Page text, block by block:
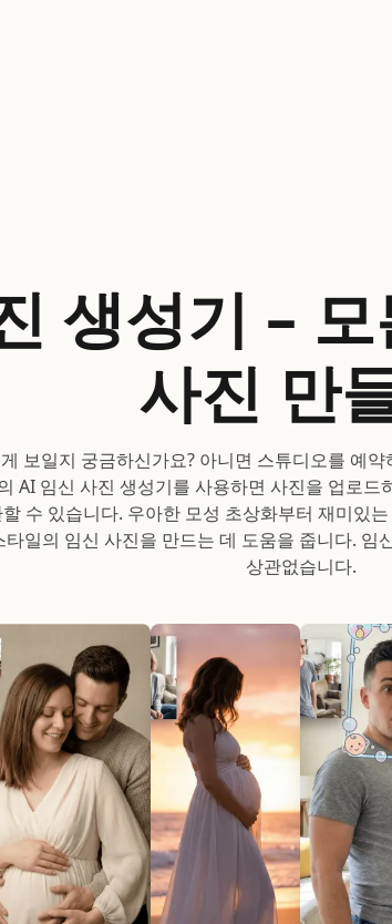
생성기 –
사진 만
보일지 궁금하신가요? 아니면 스튜디오를 예
AI 임신 사진 생성기를 사용하면 사진을 업로
수 있습니다. 우아한 모성 초상화부터 재미있
일의 임신 사진을 만드는 데 도움을 줍니다.
상관없습니다.